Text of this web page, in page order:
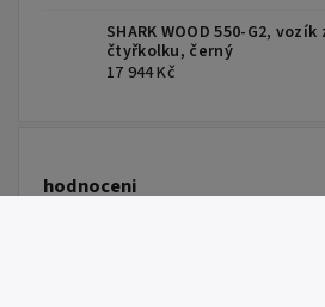
SHARK WOOD 550-G2, vozík
čtyřkolku, černý
17 944 Kč
hodnoceni